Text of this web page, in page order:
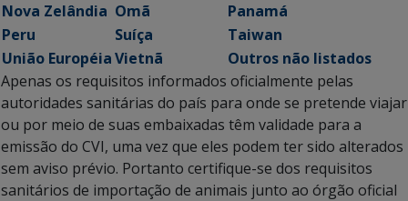
Nova Zelândia Omã
Panamá
Peru
Suíça
Taiwan
União EuropéiaVietnã
Outros não listados
Apenas os requisitos informados oficialmente pelas
autoridades sanitárias do país para onde se pretende viajar
ou por meio de suas embaixadas têm validade para a
emissão do CVI, uma vez que eles podem ter sido alterados
sem aviso prévio. Portanto certifique-se dos requisitos
sanitários de importação de animais junto ao órgão oficial